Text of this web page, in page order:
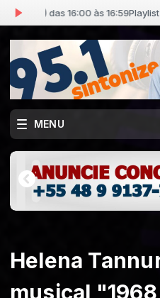
(Pr) das 16:00 às 16:59Playlist do
MENU
Helena
musical